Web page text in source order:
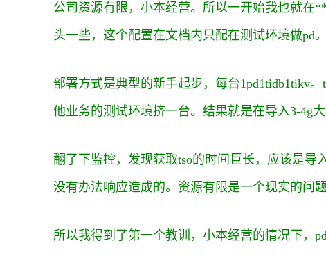
公司资源有限，小本经营。所以一开始我也就在
头一些，这个配置在文档内只配在测试环境做pd。
部署方式是典型的新手起步，每台1pd1tidb1tikv
他业务的测试环境挤一台。结果就是在导入3-4g
翻了下监控，发现获取tso的时间巨长，应该是导
没有办法响应造成的。资源有限是一个现实的问
所以我得到了第一个教训，小本经营的情况下，